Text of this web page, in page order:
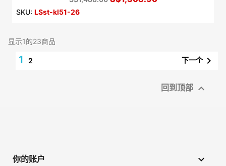
SKU: LSst-kl51-26
显示1的23商品
1 2 下一个
回到顶部 
你的账户 